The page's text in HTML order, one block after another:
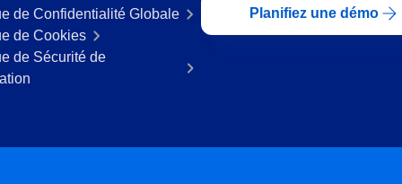
de Confidentialité Globale
de Cookies
de Sécurité de
Planifiez une démo